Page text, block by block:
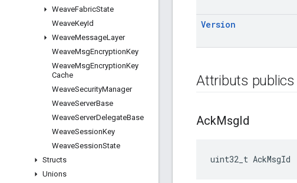
WeaveFabricState
WeaveKeyId
WeaveMessageLayer
WeaveMsgEncryptionKey
WeaveMsgEncryptionKey
Cache
WeaveSecurityManager
WeaveServerBase
WeaveServerDelegateBase
WeaveSessionKey
WeaveSessionState
Structs
Unions
Version
Attributs publics
AckMsgId
uint32_t AckMsgId